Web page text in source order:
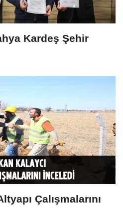
Kardeş Şehir
Çalışmalarını